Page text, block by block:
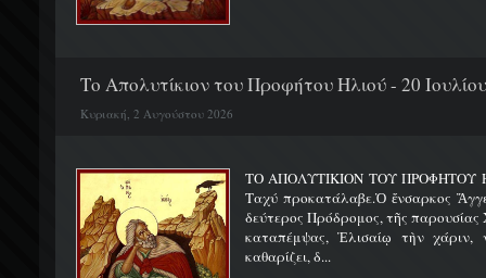
Το Απολυτίκιον του Προφήτου Ηλιού - 20 Ιουλίου
Κυριακή, 2 Αυγούστου 2026
ΤΟ ΑΠΟΛΥΤΙΚΙΟΝ ΤΟΥ ΠΡΟΦΗΤΟΥ
Ταχύ προκατάλαβε.Ὁ ἔνσαρκος
δεύτερος Πρόδρομος, τῆς παρουσίας
καταπέμψας, Ἐλισαίῳ τὴν χάριν,
καθαρίζει, δ...